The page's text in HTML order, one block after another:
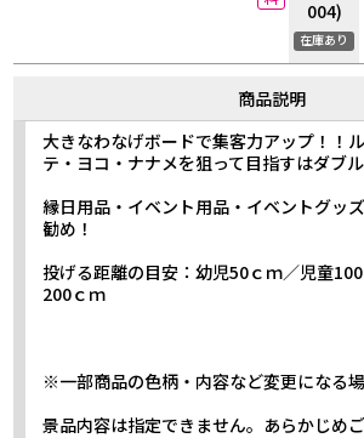
004)
在庫あり
商品説明
大きなわなげボードで集客力アップ！！
テ・ヨコ・ナナメを狙って目指すはダブル
縁日用品・イベント用品・イベントグッ
勧め！
投げる距離の目安：幼児50ｃｍ／児童
200ｃｍ
※一部商品の色柄・内容など変更になる場
景品内容は指定できません。あらかじめご